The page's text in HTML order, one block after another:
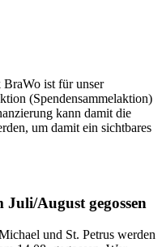
ist für unser
(Spendensammelaktion)
kann damit die
um damit ein sichtbares
Juli/August gegossen
und St. Petrus werden